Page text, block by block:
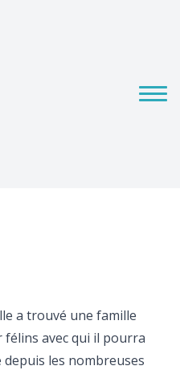
a trouvé une famille
avec qui il pourra
les nombreuses